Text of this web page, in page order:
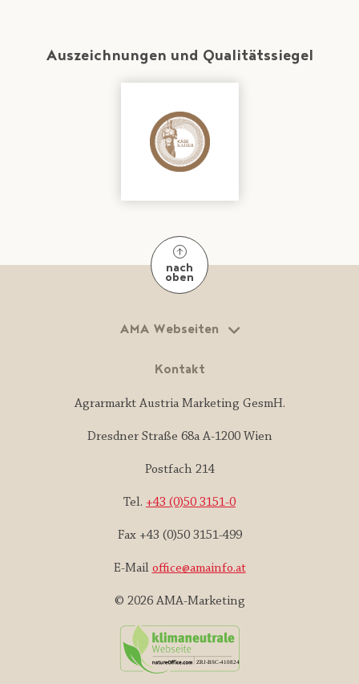
Auszeichnungen und Qualitätssiegel
nach
oben
AMA Webseiten
Kontakt
Agrarmarkt Austria Marketing GesmH.
Dresdner Straße 68a A-1200 Wien
Postfach 214
Tel. +43 (0)50 3151-0
Fax +43 (0)50 3151-499
E-Mail office@amainfo.at
© 2026 AMA-Marketing